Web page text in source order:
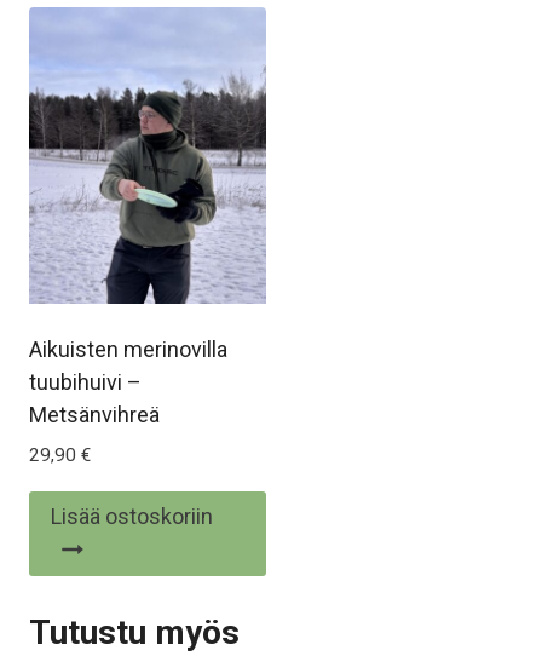
Voit
tehdä
valinnat
sivulla.
Aikuisten merinovilla
tuubihuivi –
Metsänvihreä
29,90 €
Lisää ostoskoriin
Tutustu myös